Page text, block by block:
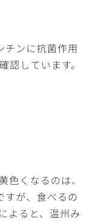
チンに抗菌作用
認しています。
色くなるのは、
すが、食べるの
よると、温州み